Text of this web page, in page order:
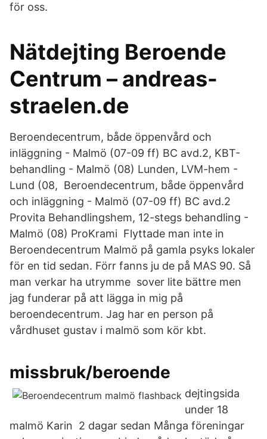
för oss.
Nätdejting Beroende
Centrum – andreas-
straelen.de
Beroendecentrum, både öppenvård och
inläggning - Malmö (07-09 ff) BC avd.2, KBT-
behandling - Malmö (08) Lunden, LVM-hem -
Lund (08, Beroendecentrum, både öppenvård
och inläggning - Malmö (07-09 ff) BC avd.2
Provita Behandlingshem, 12-stegs behandling -
Malmö (08) ProKrami Flyttade man inte in
Beroendecentrum Malmö på gamla psyks lokaler
för en tid sedan. Förr fanns ju de på MAS 90. Så
man verkar ha utrymme sover lite bättre men
jag funderar på att lägga in mig på
beroendecentrum. Jag har en person på
vårdhuset gustav i malmö som kör kbt.
missbruk/beroende
dejtingsida
under 18
malmö Karin 2 dagar sedan Många föreningar